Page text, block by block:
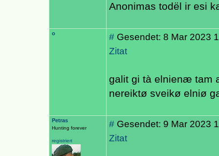
Anonimas todël ir esi
o # Gesendet: 8 Mar 2023
Zitat
galit gi tà elnienæ tam
nereiktø sveikø elniø
Petras
Hunting forever
registriert
# Gesendet: 9 Mar 2023
Zitat